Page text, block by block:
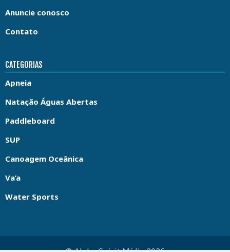
Anuncie conosco
Contato
CATEGORIAS
Apneia
Natação Águas Abertas
Paddleboard
SUP
Canoagem Oceânica
Va’a
Water Sports